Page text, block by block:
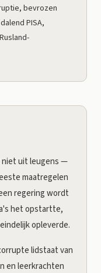
bevrozen
PISA,
uit leugens —
maatregelen
regering wordt
het opstartte,
opleverde.
lidstaat van
en leerkrachten